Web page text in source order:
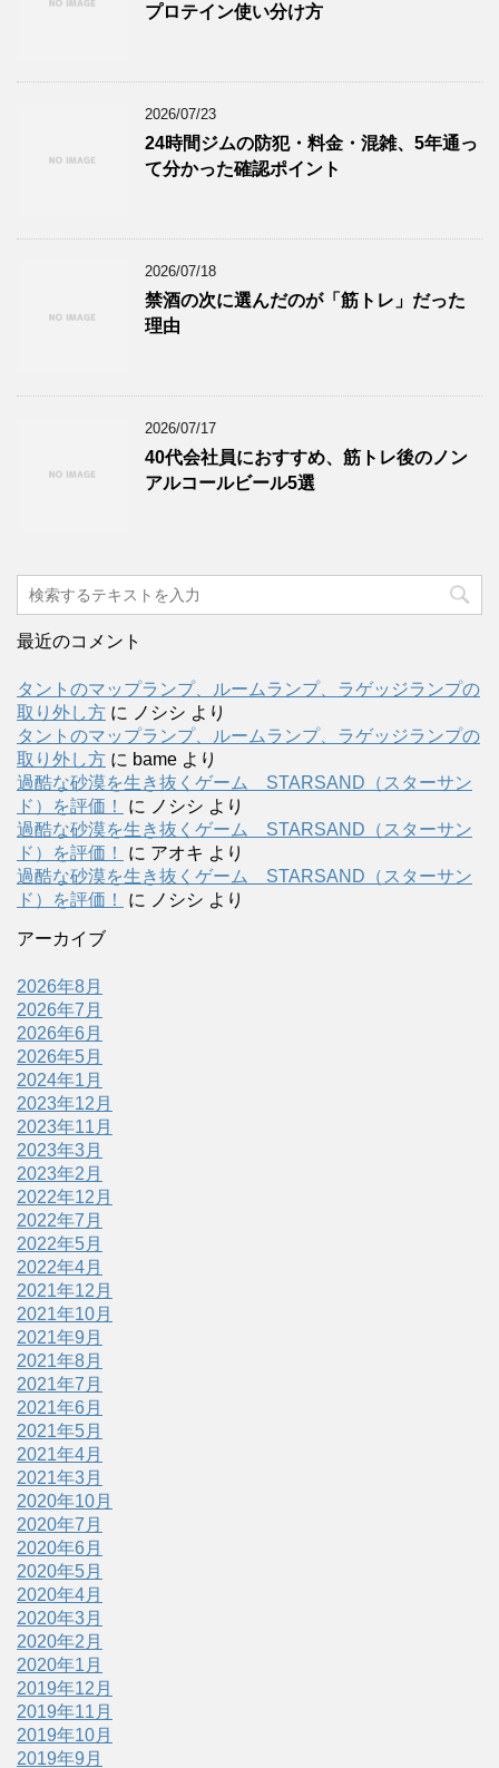
プロテイン使い分け方
2026/07/23
24時間ジムの防犯・料金・混雑、5年通っ
て分かった確認ポイント
2026/07/18
禁酒の次に選んだのが「筋トレ」だった
理由
2026/07/17
40代会社員におすすめ、筋トレ後のノン
アルコールビール5選
最近のコメント
タントのマップランプ、ルームランプ、ラゲッジランプの
取り外し方 に ノシシ より
タントのマップランプ、ルームランプ、ラゲッジランプの
取り外し方 に bame より
過酷な砂漠を生き抜くゲーム STARSAND（スターサン
ド）を評価！
に ノシシ より
過酷な砂漠を生き抜くゲーム STARSAND（スターサン
ド）を評価！
に アオキ より
過酷な砂漠を生き抜くゲーム STARSAND（スターサン
ド）を評価！
に ノシシ より
アーカイブ
2026年8月
2026年7月
2026年6月
2026年5月
2024年1月
2023年12月
2023年11月
2023年3月
2023年2月
2022年12月
2022年7月
2022年5月
2022年4月
2021年12月
2021年10月
2021年9月
2021年8月
2021年7月
2021年6月
2021年5月
2021年4月
2021年3月
2020年10月
2020年7月
2020年6月
2020年5月
2020年4月
2020年3月
2020年2月
2020年1月
2019年12月
2019年11月
2019年10月
2019年9月